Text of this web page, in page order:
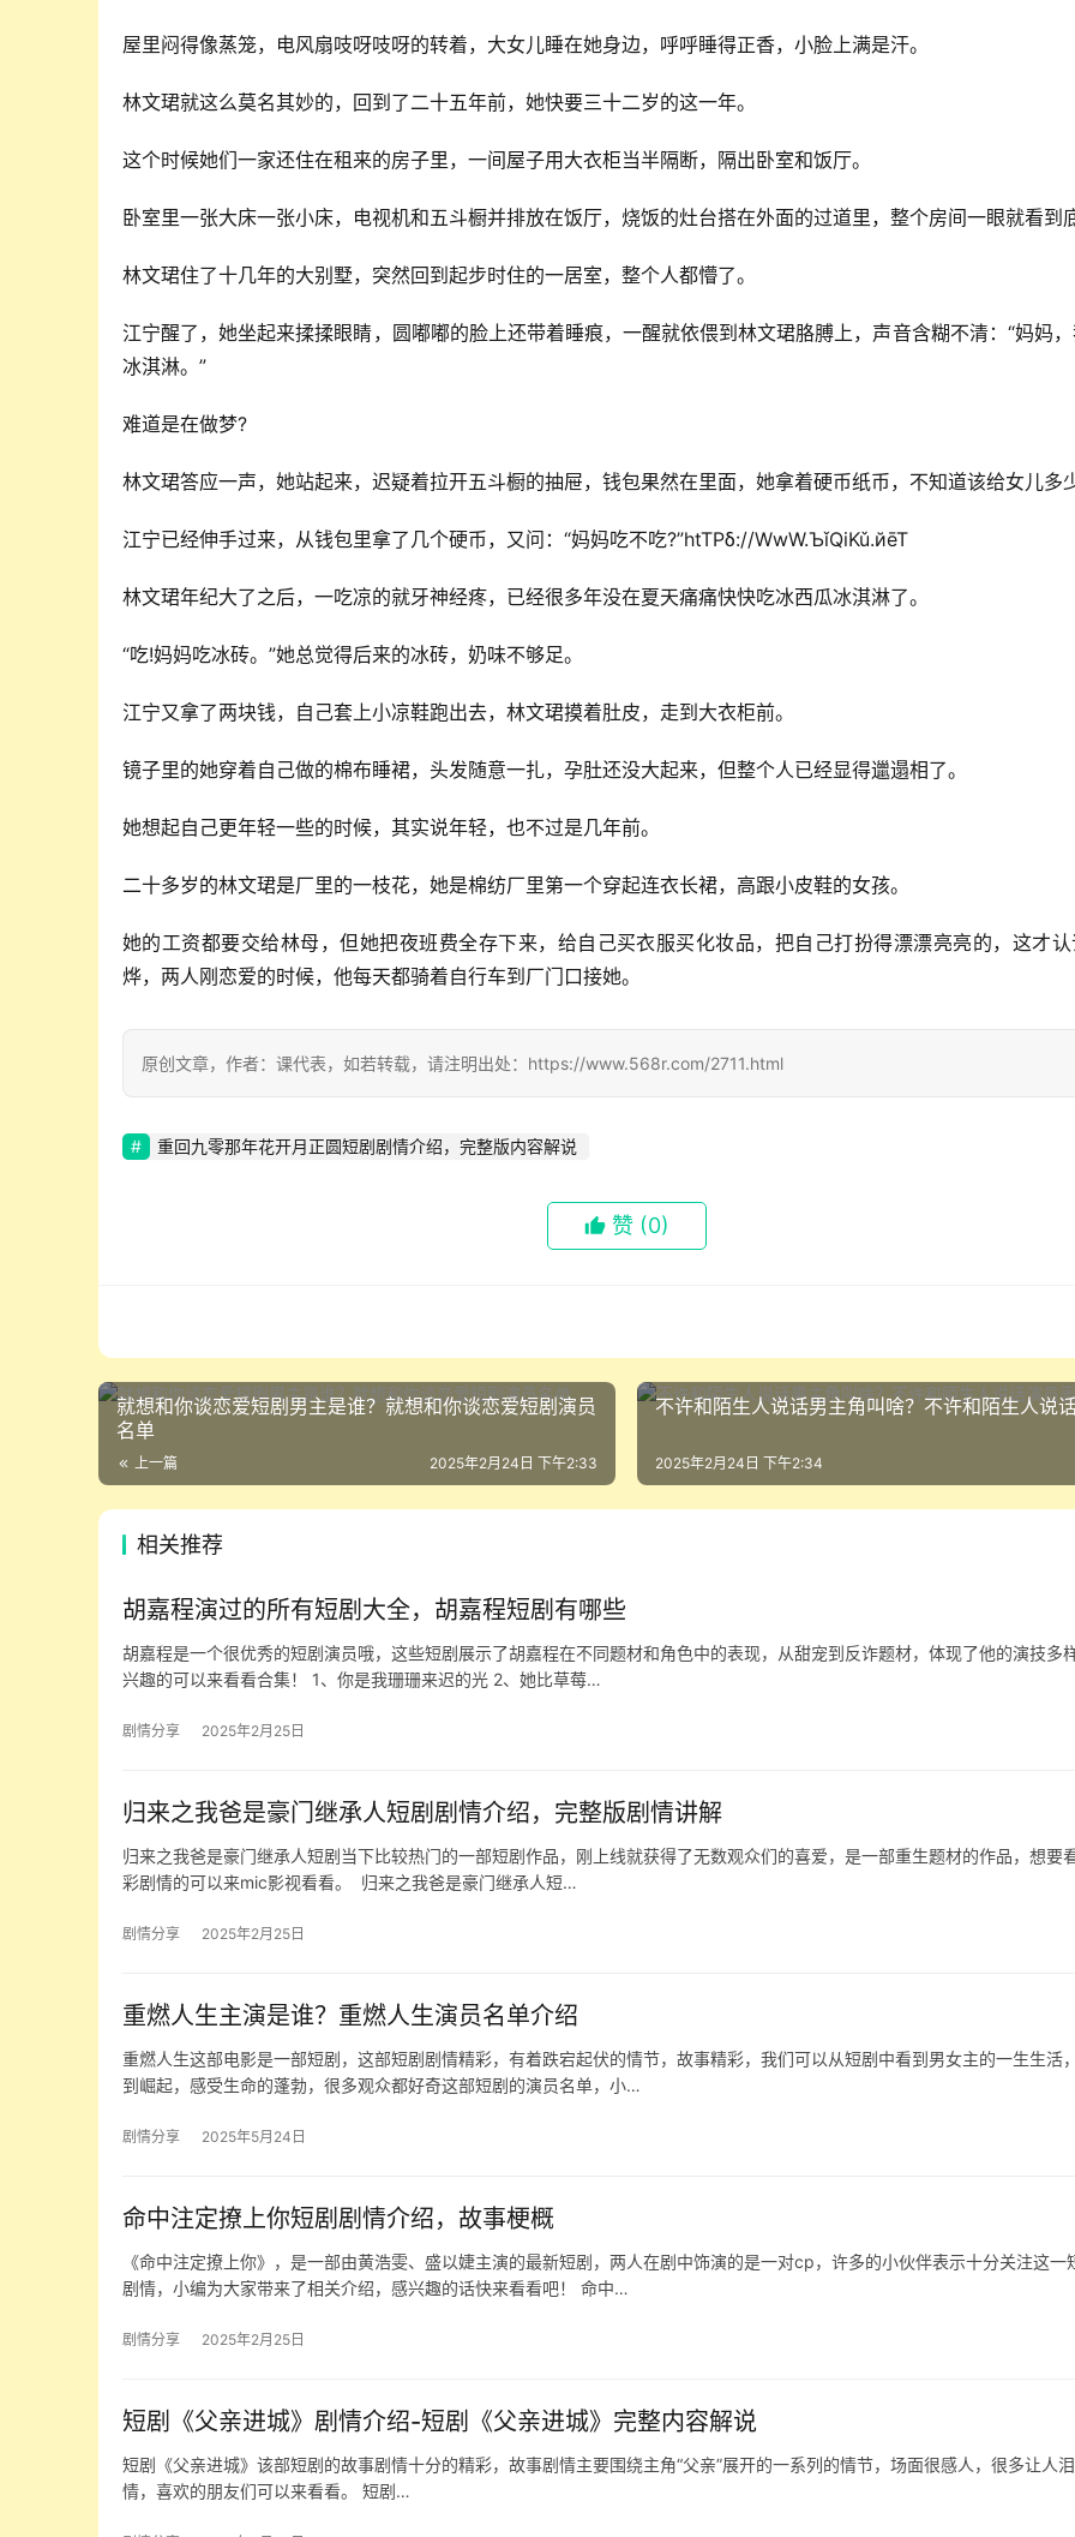
屋里闷得像蒸笼，电风扇吱呀吱呀的转着，大女儿睡在她身边，呼呼睡得正香，小脸上满是汗。
林文珺就这么莫名其妙的，回到了二十五年前，她快要三十二岁的这一年。
这个时候她们一家还住在租来的房子里，一间屋子用大衣柜当半隔断，隔出卧室和饭厅。
卧室里一张大床一张小床，电视机和五斗橱并排放在饭厅，烧饭的灶台搭在外面的过道里，整个房间一眼就看到
林文珺住了十几年的大别墅，突然回到起步时住的一居室，整个人都懵了。
江宁醒了，她坐起来揉揉眼睛，圆嘟嘟的脸上还带着睡痕，一醒就依偎到林文珺胳膊上，声音含糊不清：“妈妈
冰淇淋。”
难道是在做梦?
林文珺答应一声，她站起来，迟疑着拉开五斗橱的抽屉，钱包果然在里面，她拿着硬币纸币，不知道该给女儿多
江宁已经伸手过来，从钱包里拿了几个硬币，又问：“妈妈吃不吃?”htTΡδ://WwW.ЪǐQiKǔ.йēT
林文珺年纪大了之后，一吃凉的就牙神经疼，已经很多年没在夏天痛痛快快吃冰西瓜冰淇淋了。
“吃!妈妈吃冰砖。”她总觉得后来的冰砖，奶味不够足。
江宁又拿了两块钱，自己套上小凉鞋跑出去，林文珺摸着肚皮，走到大衣柜前。
镜子里的她穿着自己做的棉布睡裙，头发随意一扎，孕肚还没大起来，但整个人已经显得邋遢相了。
她想起自己更年轻一些的时候，其实说年轻，也不过是几年前。
二十多岁的林文珺是厂里的一枝花，她是棉纺厂里第一个穿起连衣长裙，高跟小皮鞋的女孩。
她的工资都要交给林母，但她把夜班费全存下来，给自己买衣服买化妆品，把自己打扮得漂漂亮亮的，这才
烨，两人刚恋爱的时候，他每天都骑着自行车到厂门口接她。
原创文章，作者：课代表，如若转载，请注明出处：https://www.568r.com/2711.html
重回九零那年花开月正圆短剧剧情介绍，完整版内容解说
赞 (0)
就想和你谈恋爱短剧男主是谁？就想和你谈恋爱短剧演员
名单
上一篇 2025年2月24日 下午2:33
不许和陌生人说话男主角叫啥？不许和陌生人说
2025年2月24日 下午2:34
相关推荐
胡嘉程演过的所有短剧大全，胡嘉程短剧有哪些
胡嘉程是一个很优秀的短剧演员哦，这些短剧展示了胡嘉程在不同题材和角色中的表现，从甜宠到反诈题材，体现了他的演技多
兴趣的可以来看看合集！ 1、你是我珊珊来迟的光 2、她比草莓…
剧情分享 2025年2月25日
归来之我爸是豪门继承人短剧剧情介绍，完整版剧情讲解
归来之我爸是豪门继承人短剧当下比较热门的一部短剧作品，刚上线就获得了无数观众们的喜爱，是一部重生题材的作品，想要
彩剧情的可以来mic影视看看。 ​ 归来之我爸是豪门继承人短…
剧情分享 2025年2月25日
重燃人生主演是谁？重燃人生演员名单介绍
重燃人生这部电影是一部短剧，这部短剧剧情精彩，有着跌宕起伏的情节，故事精彩，我们可以从短剧中看到男女主的一生生活
到崛起，感受生命的蓬勃，很多观众都好奇这部短剧的演员名单，小…
剧情分享 2025年5月24日
命中注定撩上你短剧剧情介绍，故事梗概
《命中注定撩上你》，是一部由黄浩雯、盛以婕主演的最新短剧，两人在剧中饰演的是一对cp，许多的小伙伴表示十分关注这一
剧情，小编为大家带来了相关介绍，感兴趣的话快来看看吧！ 命中…
剧情分享 2025年2月25日
短剧《父亲进城》剧情介绍-短剧《父亲进城》完整内容解说
短剧《父亲进城》该部短剧的故事剧情十分的精彩，故事剧情主要围绕主角“父亲”展开的一系列的情节，场面很感人，很多让人
情，喜欢的朋友们可以来看看。 短剧…